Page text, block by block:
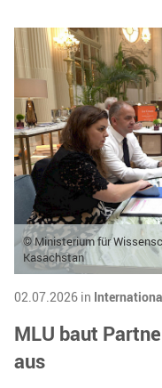
© Ministerium für
Kasachstan
02.07.2026 in
MLU baut
aus